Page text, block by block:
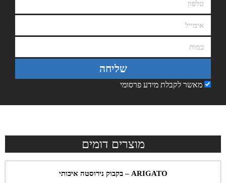
מאשר לקבלת מידע פרסומי
שליחה
מוצרים דומים
ARIGATO – בקבוק נירוסטה איכותי